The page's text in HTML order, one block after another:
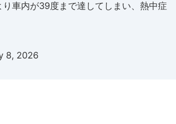
車内が39度まで達してしまい、熱中症
8, 2026